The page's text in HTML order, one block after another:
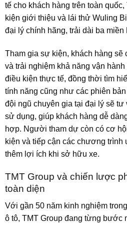
tế cho khách hàng trên toàn
kiện giới thiệu và lái thử Wuling
đại lý chính hãng, trải dài ba miền
Tham gia sự kiện, khách hàng sẽ
và trải nghiệm khả năng vận
điều kiện thực tế, đồng thời tìm
tính năng cũng như các phiên
đội ngũ chuyên gia tại đại lý sẽ tư
sử dụng, giúp khách hàng dễ
hợp. Người tham dự còn có cơ
kiện và tiếp cận các chương trình
thêm lợi ích khi sở hữu xe.
TMT Group và chiến lược
toàn diện
Với gần 50 năm kinh nghiệm
ô tô, TMT Group đang từng bước